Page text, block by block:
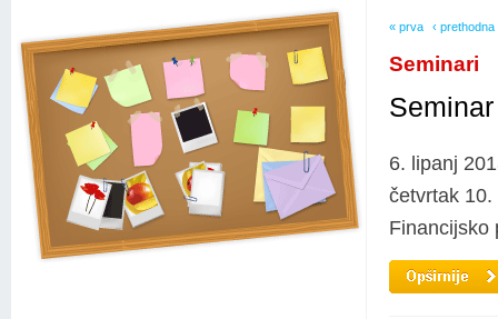
« prva ‹ prethodna
Seminari
6. lipanj
četvrtak 10.
Financijsko